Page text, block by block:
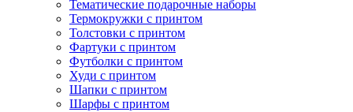
Тематические подарочные наборы
Термокружки с принтом
Толстовки с принтом
Фартуки с принтом
Футболки с принтом
Худи с принтом
Шапки с принтом
Шарфы с принтом